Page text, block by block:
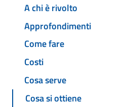
A chi è rivolto
Approfondimenti
Come fare
Costi
Cosa serve
Cosa si ottiene